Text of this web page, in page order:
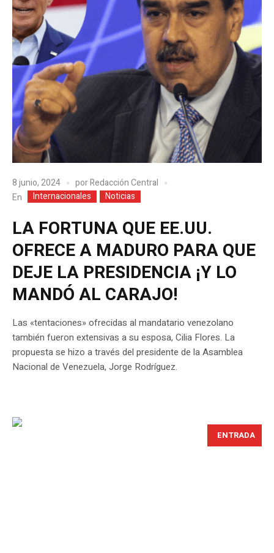
8 junio, 2024 porRedacción Central
En
Internacionales Noticias
LA FORTUNA QUE EE.UU.
OFRECE A MADURO PARA QUE
DEJE LA PRESIDENCIA ¡Y LO
MANDÓ AL CARAJO!
Las «tentaciones» ofrecidas al mandatario venezolano
también fueron extensivas a su esposa, Cilia Flores. La
propuesta se hizo a través del presidente de la Asamblea
Nacional de Venezuela, Jorge Rodríguez.
ENTRADA